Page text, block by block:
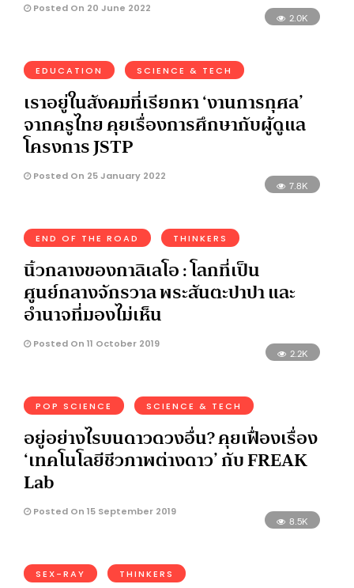
Posted On 20 June 2022
2.0K
EDUCATION SCIENCE & TECH
เราอยู่ในสังคมที่เรียกหา ‘งานการกุศล’
จากครูไทย คุยเรื่องการศึกษากับผู้ดูแล
โครงการ JSTP
Posted On 25 January 2022
7.8K
END OF THE ROAD THINKERS
นิ้วกลางของกาลิเลโอ : โลกที่เป็น
ศูนย์กลางจักรวาล พระสันตะปาปา และ
อำนาจที่มองไม่เห็น
Posted On 11 October 2019
2.2K
POP SCIENCE SCIENCE & TECH
อยู่อย่างไรบนดาวดวงอื่น? คุยเฟื่องเรื่อง
‘เทคโนโลยีชีวภาพต่างดาว’ กับ FREAK
Lab
Posted On 15 September 2019
8.5K
SEX-RAY THINKERS